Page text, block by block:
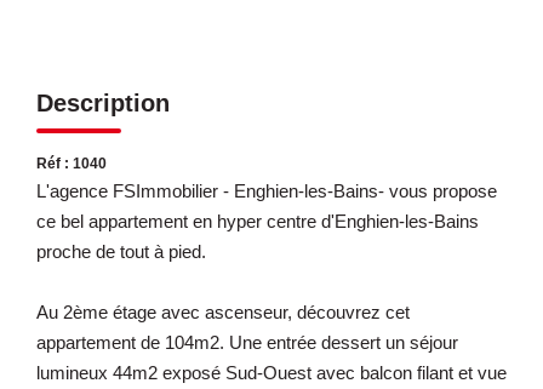
Description
Réf : 1040
L'agence FSImmobilier - Enghien-les-Bains- vous propose
ce bel appartement en hyper centre d'Enghien-les-Bains
proche de tout à pied.
Au 2ème étage avec ascenseur, découvrez cet
appartement de 104m2. Une entrée dessert un séjour
lumineux 44m2 exposé Sud-Ouest avec balcon filant et vue